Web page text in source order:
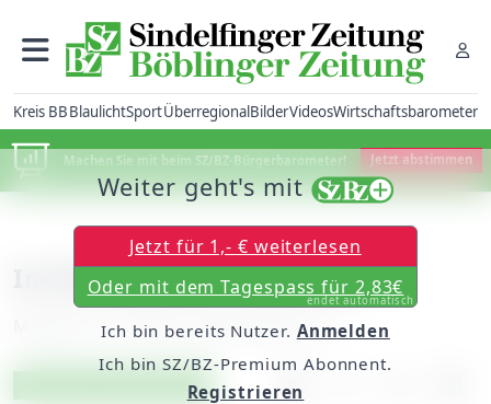
Kreis BBBlaulichtSportÜberregionalBilderVideosWirtschaftsbarometer
Machen Sie mit beim SZ/BZ-Bürgerbarometer! Jetzt abstimmen
Im Blickpunkt 12.03.2008
Mittwoch, 12. März 2008, 00:00 Uhr
Artikel vorlesen
Exklusiv für Abonnenten
Weiter geht's mit
Jetzt für 1,- € weiterlesen
Oder mit dem Tagespass für 2,83€
endet automatisch
Ich bin bereits Nutzer. Anmelden
Ich bin SZ/BZ-Premium Abonnent.
Registrieren